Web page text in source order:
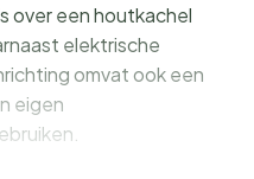
over een houtkachel
elektrische
omvat ook een
eigen